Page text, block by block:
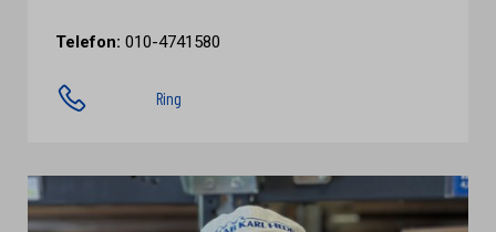
Telefon: 010-4741580
Ring